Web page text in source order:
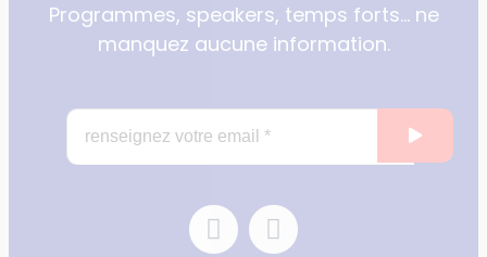
Programmes, speakers, temps forts… ne
manquez aucune information.